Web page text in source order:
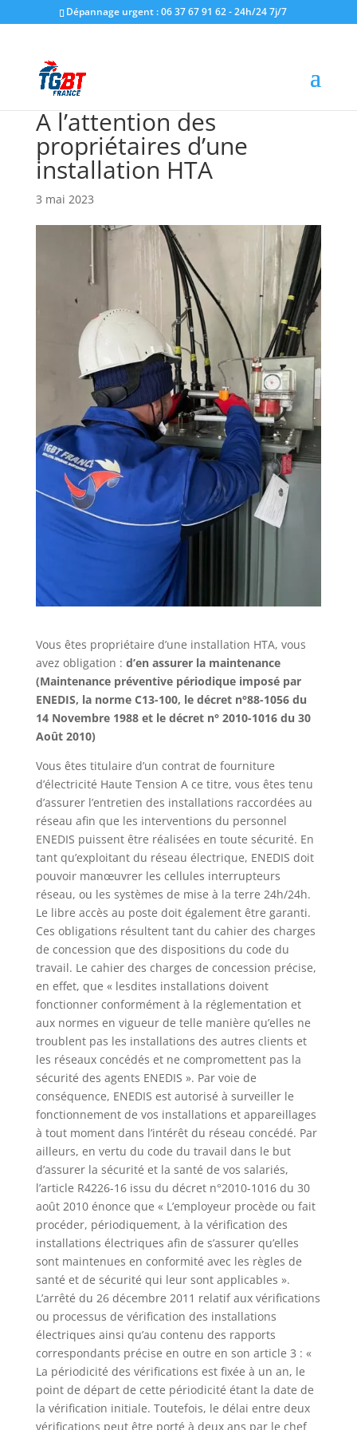
Dépannage urgent : 06 37 67 91 62 - 24h/24 7j/7
A l’attention des
propriétaires d’une
installation HTA
3 mai 2023
Vous êtes propriétaire d’une installation HTA, vous
avez obligation : d’en assurer la maintenance
(Maintenance préventive périodique imposé par
ENEDIS, la norme C13-100, le décret n°88-1056 du
14 Novembre 1988 et le décret n° 2010-1016 du 30
Août 2010)
Vous êtes titulaire d’un contrat de fourniture
d’électricité Haute Tension A ce titre, vous êtes tenu
d’assurer l’entretien des installations raccordées au
réseau afin que les interventions du personnel
ENEDIS puissent être réalisées en toute sécurité. En
tant qu’exploitant du réseau électrique, ENEDIS doit
pouvoir manœuvrer les cellules interrupteurs
réseau, ou les systèmes de mise à la terre 24h/24h.
Le libre accès au poste doit également être garanti.
Ces obligations résultent tant du cahier des charges
de concession que des dispositions du code du
travail. Le cahier des charges de concession précise,
en effet, que « lesdites installations doivent
fonctionner conformément à la réglementation et
aux normes en vigueur de telle manière qu’elles ne
troublent pas les installations des autres clients et
les réseaux concédés et ne compromettent pas la
sécurité des agents ENEDIS ». Par voie de
conséquence, ENEDIS est autorisé à surveiller le
fonctionnement de vos installations et appareillages
à tout moment dans l’intérêt du réseau concédé. Par
ailleurs, en vertu du code du travail dans le but
d’assurer la sécurité et la santé de vos salariés,
l’article R4226-16 issu du décret n°2010-1016 du 30
août 2010 énonce que « L’employeur procède ou fait
procéder, périodiquement, à la vérification des
installations électriques afin de s’assurer qu’elles
sont maintenues en conformité avec les règles de
santé et de sécurité qui leur sont applicables ».
L’arrêté du 26 décembre 2011 relatif aux vérifications
ou processus de vérification des installations
électriques ainsi qu’au contenu des rapports
correspondants précise en outre en son article 3 : «
La périodicité des vérifications est fixée à un an, le
point de départ de cette périodicité étant la date de
la vérification initiale. Toutefois, le délai entre deux
vérifications peut être porté à deux ans par le chef